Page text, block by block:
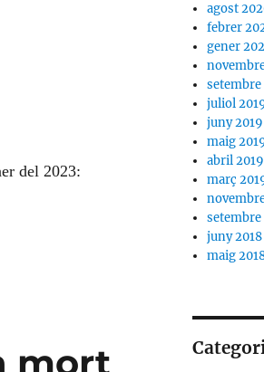
del 2023:
mort
agost
febrer
gener
setembre
juliol
juny 2019
maig
abril 2019
març
setembre
juny 2018
maig